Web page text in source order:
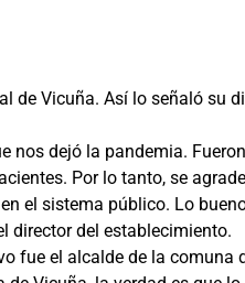
Vicuña. Así lo señaló su
dejó la pandemia.
Por lo tanto, se
el sistema público. Lo
director del establecimiento.
el alcalde de la comuna